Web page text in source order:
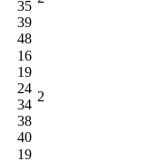
35
39
48
16
19
24
34
38
40
2
19